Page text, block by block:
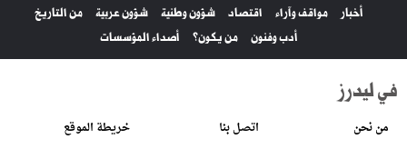
أخبار مواقف وآراء اقتصاد شؤون وطنية شؤون عربية
من التاريخ
أدب وفنون
من يكون؟ أصداء المؤسسات
في ليدرز
من نحن اتصل بنا خريطة الموقع